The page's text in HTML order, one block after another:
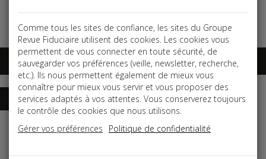
Espace abonnés
Accueil Guides Le mémento de la SARL et de l’EURL
Comme tous les sites de confiance, les sites du Groupe
Revue Fiduciaire utilisent des cookies. Les cookies vous
permettent de vous connecter en toute sécurité, de
sauvegarder vos préférences (veille, newsletter, recherche,
etc.). Ils nous permettent également de mieux vous
connaître pour mieux vous servir et vous proposer des
services adaptés à vos attentes. Vous conserverez toujours
le contrôle des cookies que nous utilisons.
Gérer vos préférences
Politique de confidentialité